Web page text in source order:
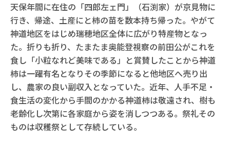
天保年間に在住の「四郎左ェ門」（石渕家）が京見物に
行き、帰途、土産にと柿の苗を数本持ち帰った。やがて
神道地区をはじめ瑞穂地区全体に広がり特産物となっ
た。折りも折り、たまたま奥能登視察の前田公がこれを
食し「小粒なれど美味である」と賞賛したことから神道
柿は一躍有名となりその季節になると他地区へ売り出
し、農家の良い副収入となっていた。近年、人手不足・
食生活の変化から手間のかかる神道柿は敬遠され、樹も
老齢化し次第に各家庭から姿を消しつつある。祭礼その
ものは収穫祭として存続している。